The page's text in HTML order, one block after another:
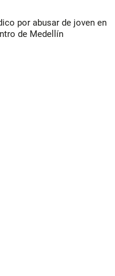
por abusar de joven en
de Medellín